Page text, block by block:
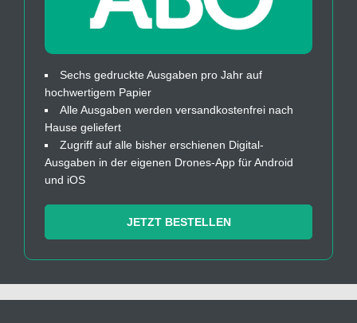
Sechs gedruckte Ausgaben pro Jahr auf
hochwertigem Papier
Alle Ausgaben werden versandkostenfrei nach
Hause geliefert
Zugriff auf alle bisher erschienen Digital-
Ausgaben in der eigenen Drones-App für Android
und iOS
JETZT BESTELLEN